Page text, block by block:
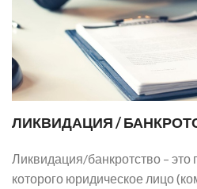
ЛИКВИДАЦИЯ /
Ликвидация/банкротство – это
которого юридическое лицо